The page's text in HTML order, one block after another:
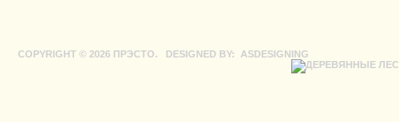
COPYRIGHT © 2026 ПРЭСТО. DESIGNED BY: ASDESIGNING